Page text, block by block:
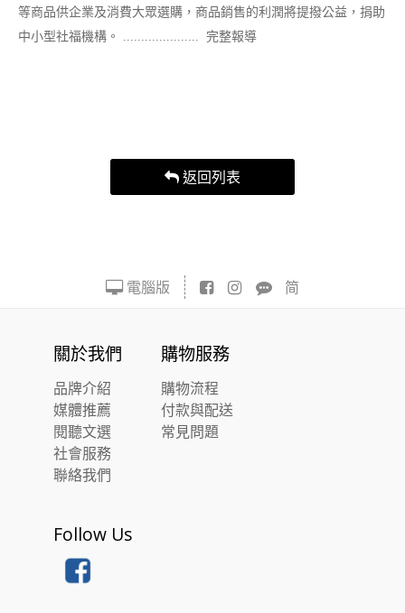
等商品供企業及消費大眾選購，商品銷售的利潤將提撥公益，捐助
中小型社福機構。 ..................... 完整報導
返回列表
電腦版 简
關於我們
品牌介紹
媒體推薦
閱聽文選
社會服務
聯絡我們
購物服務
購物流程
付款與配送
常見問題
Follow Us